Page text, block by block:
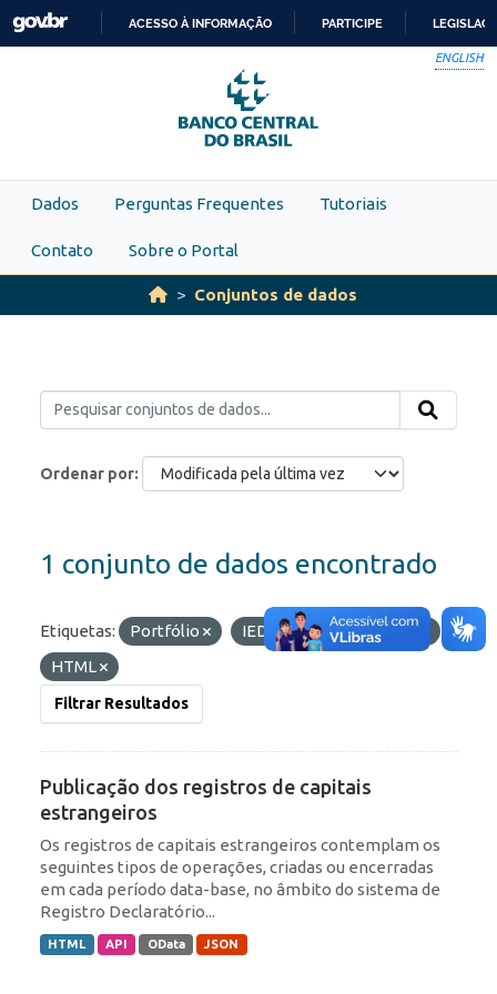
Skip to main content
PARA
O
CONTEÚDO
ACESSO À INFORMAÇÃO PARTICIPE
ENGLISH
Dados Perguntas Frequentes Tutoriais
Contato Sobre o Portal
Conjuntos de dados
Ordenar por
1 conjunto de dados encontrado
Etiquetas: Portfólio IED Formatos:
API
HTML
Filtrar Resultados
Publicação dos registros de capitais
estrangeiros
Os registros de capitais estrangeiros contemplam os
seguintes tipos de operações, criadas ou encerradas
em cada período data-base, no âmbito do sistema de
Registro Declaratório...
HTML API OData JSON